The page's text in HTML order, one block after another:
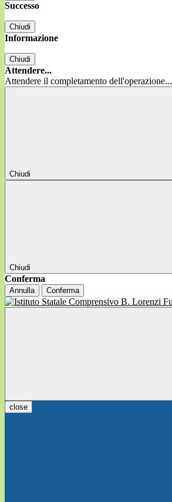
Successo
Chiudi
Informazione
Chiudi
Attendere...
Attendere il completamento dell'operazione...
Chiudi
Chiudi
Conferma
Annulla Conferma
close